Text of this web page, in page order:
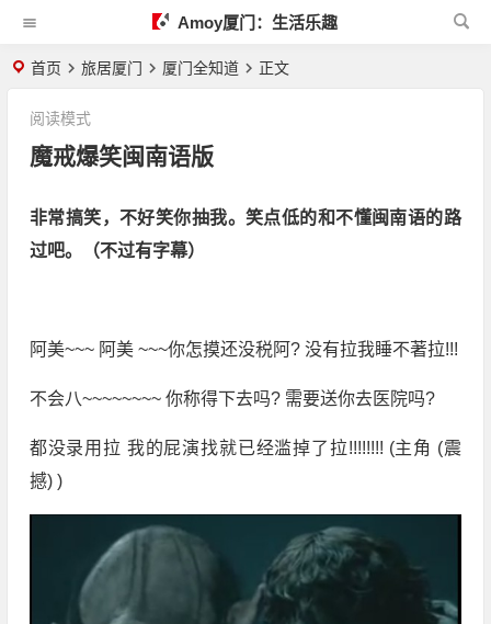
Amoy厦门：生活乐趣
首页 旅居厦门 厦门全知道 正文
魔戒爆笑闽南语版
阅读模式
非常搞笑，不好笑你抽我。笑点低的和不懂闽南语的路
过吧。（不过有字幕）
阿美~~~ 阿美 ~~~你怎摸还没税阿? 没有拉我睡不著拉!!!
不会八~~~~~~~~ 你称得下去吗? 需要送你去医院吗?
都没录用拉 我的屁演找就已经滥掉了拉!!!!!!!! (主角 (震
撼) )